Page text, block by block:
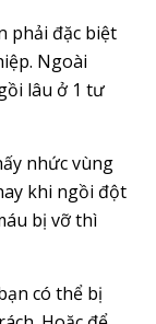
phải đặc biệt
Ngoài
lâu ở 1 tư
nhức vùng
khi ngồi đột
bị vỡ thì
có thể bị